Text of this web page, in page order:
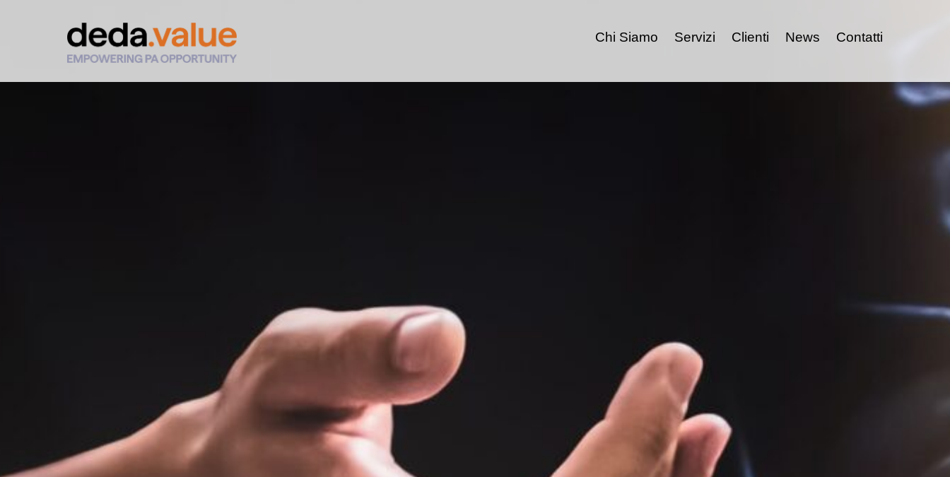
Chi Siamo Servizi Clienti News Contatti